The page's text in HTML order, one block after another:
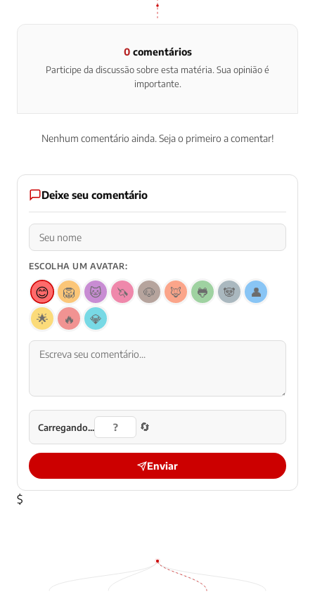
0comentários
Participe da discussão sobre esta matéria. Sua opinião é
importante.
Nenhum comentário ainda. Seja o primeiro a comentar!
Deixe seu comentário
ESCOLHA UM AVATAR:
😊 🦁 🐱 🦄 🐶 🦊 🐸 🐼
👤
🌟
🔥 💎
Carregando... 🔄
Enviar
$